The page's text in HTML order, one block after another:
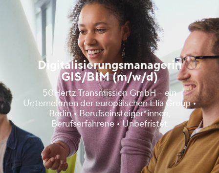
Digitalisierungsmanagerin
GIS/BIM (m/w/d)
50Hertz Transmission GmbH – ein
Unternehmen der europäischen Elia Group •
Berlin • Berufseinsteiger*innen,
Berufserfahrene • Unbefristet